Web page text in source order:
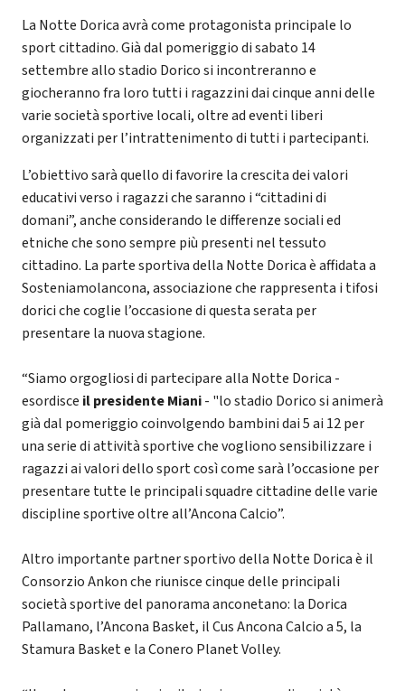
La Notte Dorica avrà come protagonista principale lo
sport cittadino. Già dal pomeriggio di sabato 14
settembre allo stadio Dorico si incontreranno e
giocheranno fra loro tutti i ragazzini dai cinque anni delle
varie società sportive locali, oltre ad eventi liberi
organizzati per l’intrattenimento di tutti i partecipanti.
L’obiettivo sarà quello di favorire la crescita dei valori
educativi verso i ragazzi che saranno i “cittadini di
domani”, anche considerando le differenze sociali ed
etniche che sono sempre più presenti nel tessuto
cittadino. La parte sportiva della Notte Dorica è affidata a
Sosteniamolancona, associazione che rappresenta i tifosi
dorici che coglie l’occasione di questa serata per
presentare la nuova stagione.
“Siamo orgogliosi di partecipare alla Notte Dorica -
esordisce il presidente Miani- "lo stadio Dorico si animerà
già dal pomeriggio coinvolgendo bambini dai 5 ai 12 per
una serie di attività sportive che vogliono sensibilizzare i
ragazzi ai valori dello sport così come sarà l’occasione per
presentare tutte le principali squadre cittadine delle varie
discipline sportive oltre all’Ancona Calcio”.
Altro importante partner sportivo della Notte Dorica è il
Consorzio Ankon che riunisce cinque delle principali
società sportive del panorama anconetano: la Dorica
Pallamano, l’Ancona Basket, il Cus Ancona Calcio a 5, la
Stamura Basket e la Conero Planet Volley.